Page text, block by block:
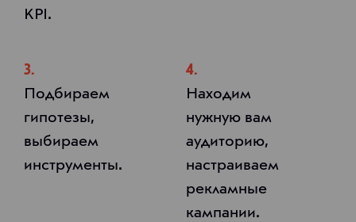
KPI.
3.
Подбираем
гипотезы,
выбираем
инструменты.
4.
Находим
нужную вам
аудиторию,
настраиваем
рекламные
кампании.